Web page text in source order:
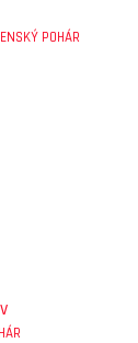
POHÁR